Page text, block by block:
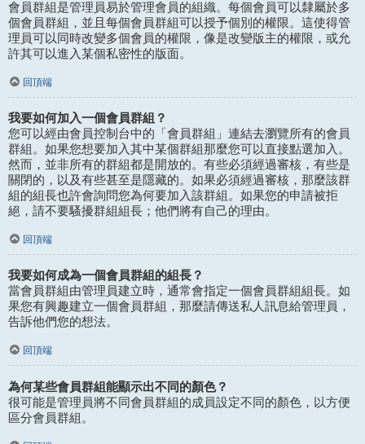
會員群組是管理員易於管理會員的組織。每個會員可以隸屬於多
個會員群組，並且每個會員群組可以授予個別的權限。這使得管
理員可以同時改變多個會員的權限，像是改變版主的權限，或允
許其可以進入某個私密性的版面。
回頂端
我要如何加入一個會員群組？
您可以經由會員控制台中的「會員群組」連結去瀏覽所有的會員
群組。如果您想要加入其中某個群組那麼您可以直接點選加入。
然而，並非所有的群組都是開放的。有些必須經過審核，有些是
關閉的，以及有些甚至是隱藏的。如果必須經過審核，那麼該群
組的組長也許會詢問您為何要加入該群組。如果您的申請被拒
絕，請不要騷擾群組組長；他們將有自己的理由。
回頂端
我要如何成為一個會員群組的組長？
當會員群組由管理員建立時，通常會指定一個會員群組組長。如
果您有興趣建立一個會員群組，那麼請傳送私人訊息給管理員，
告訴他們您的想法。
回頂端
為何某些會員群組能顯示出不同的顏色？
很可能是管理員將不同會員群組的成員設定不同的顏色，以方便
區分會員群組。